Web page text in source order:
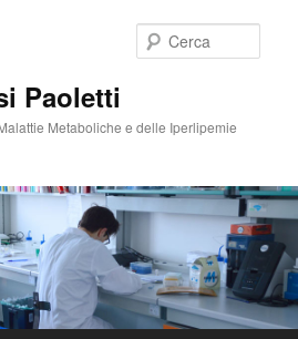
Paoletti
Metaboliche e delle Iperlipemie